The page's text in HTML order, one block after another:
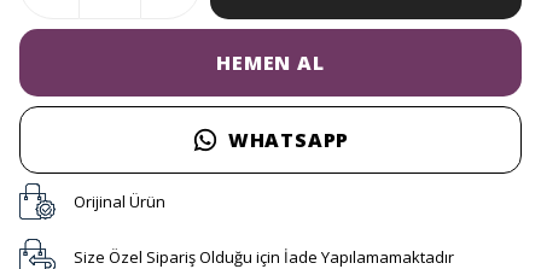
HEMEN AL
WHATSAPP
Orijinal Ürün
Size Özel Sipariş Olduğu için İade Yapılamamaktadır